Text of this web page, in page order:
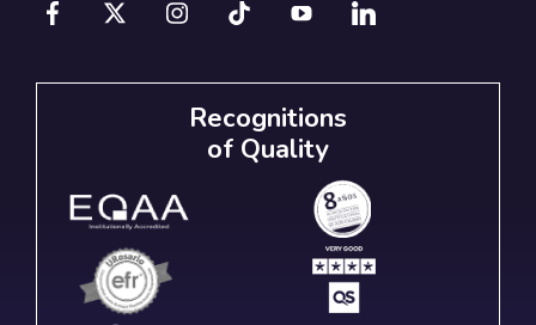
Recognitions
of Quality